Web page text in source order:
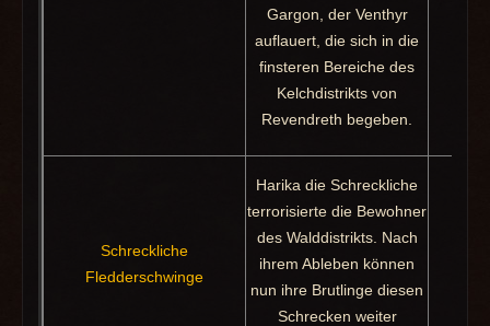
Gargon, der Venthyr
auflauert, die sich in die
finsteren Bereiche des
Kelchdistrikts von
Revendreth begeben.
Schreckliche
Fledderschwinge
Harika die Schreckliche
terrorisierte die Bewohner
des Walddistrikts. Nach
ihrem Ableben können
nun ihre Brutlinge diesen
Schrecken weiter